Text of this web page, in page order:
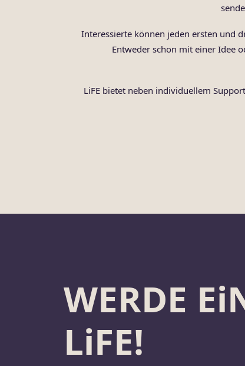
Interessierte können jeden ersten und
Entweder schon mit einer Idee
LiFE bietet neben individuellem
WERDE
LiFE!